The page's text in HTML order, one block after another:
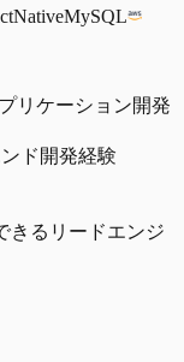
MySQL
リケーション開発
ド開発経験
きるリードエンジ